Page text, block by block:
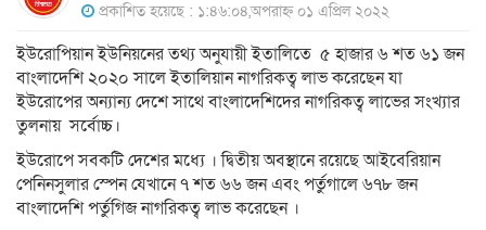
প্রকাশিত হয়েছে : ১:৪৬:০৪,অপরাহ্ন ০১ এপ্রিল ২০২২
ইউরোপিয়ান ইউনিয়নের তথ্য অনুযায়ী ইতালিতে ৫ হাজার ৬ শত ৬১ জন
বাংলাদেশি ২০২০ সালে ইতালিয়ান নাগরিকত্ব লাভ করেছেন যা
ইউরোপের অন্যান্য দেশে সাথে বাংলাদেশিদের নাগরিকত্ব লাভের সংখ্যার
তুলনায় সর্বোচ্চ।
ইউরোপে সবকটি দেশের মধ্যে । দ্বিতীয় অবস্থানে রয়েছে আইবেরিয়ান
পেনিনসুলার স্পেন যেখানে ৭ শত ৬৬ জন এবং পর্তুগালে ৬৭৮ জন
বাংলাদেশি পর্তুগিজ নাগরিকত্ব লাভ করেছেন ।